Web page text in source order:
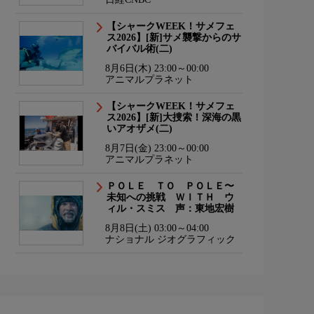
【シャークWEEK！サメフェ
ス2026】[新]サメ襲撃からのサ
バイバル術(二)
8月6日(木) 23:00～00:00
アニマルプラネット
【シャークWEEK！サメフェ
ス2026】[新]大捜索！深海の黒
いアオザメ(二)
8月7日(金) 23:00～00:00
アニマルプラネット
ＰＯＬＥ ＴＯ ＰＯＬＥ〜
未知への挑戦 ＷＩＴＨ ウ
ィル・スミス 声：東地宏樹
8月8日(土) 03:00～04:00
ナショナル ジオグラフィック